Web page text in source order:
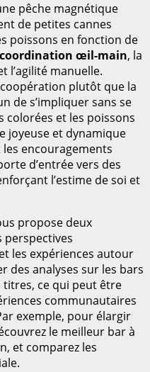
pêche magnétique
de petites cannes
poissons en fonction de
coordination œil-main, la
l’agilité manuelle.
plutôt que la
de s’impliquer sans se
colorées et les poissons
joyeuse et dynamique
encouragements
d’entrée vers des
l’estime de soi et
propose deux
perspectives
les expériences autour
des analyses sur les bars
titres, ce qui peut être
communautaires
exemple, pour élargir
le meilleur bar à
et comparez les